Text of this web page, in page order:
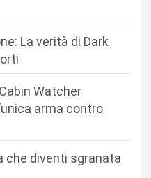
La verità di Dark
Watcher
arma contro
che diventi sgranata